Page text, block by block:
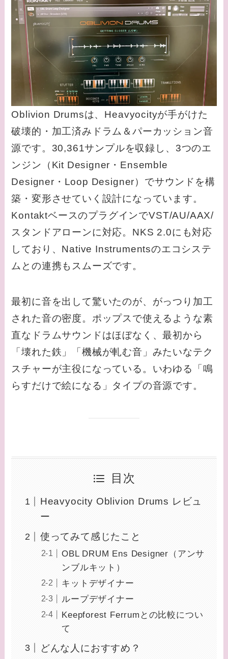
Oblivion Drumsは、Heavyocityが手がけた
破壊的・加工済みドラム＆パーカッション音
源です。30,361サンプルを収録し、3つのエ
ンジン（Kit Designer・Ensemble
Designer・Loop Designer）でサウンドを構
築・変形させていく設計になっています。
KontaktベースのプラグインでVST/AU/AAX/
スタンドアローンに対応。NKS 2.0にも対応
しており、Native Instrumentsのエコシステ
ムとの連携もスムーズです。
最初に音を出して驚いたのが、がっつり加工
された音の密度。ポップスで使えるような素
直なドラムサウンドはほぼなく、最初から
「壊れた鉄」「機械が軋む音」みたいなテク
スチャーが主役になっている。いわゆる「鳴
らすだけで絵になる」タイプの音源です。
目次
Heavyocity Oblivion Drums レビュ
ー
使ってみて感じたこと
OBL DRUM Ens Designer（アンサ
ンブルキット）
キットデザイナー
ループデザイナー
Keepforest Ferrumとの比較につい
て
どんな人におすすめ？